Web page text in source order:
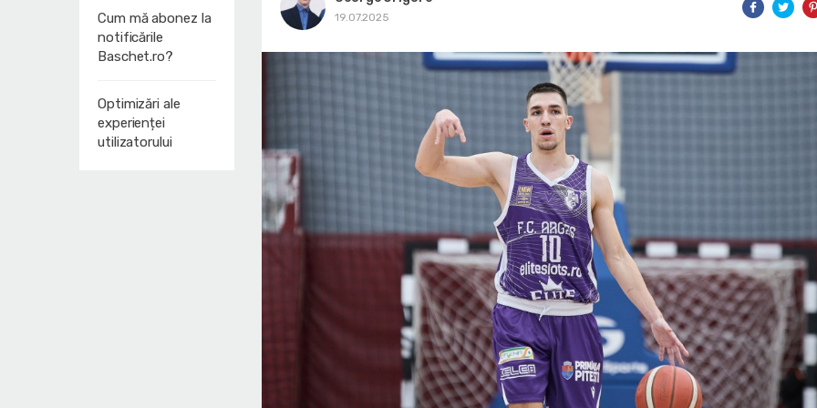
Cum mă abonez la
notificările
Baschet.ro?
Optimizări ale
experienței
utilizatorului
19.07.2025